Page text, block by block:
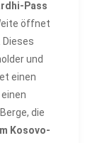
Pass
öffnet
. Dieses
und
einen
die
Kosovo-